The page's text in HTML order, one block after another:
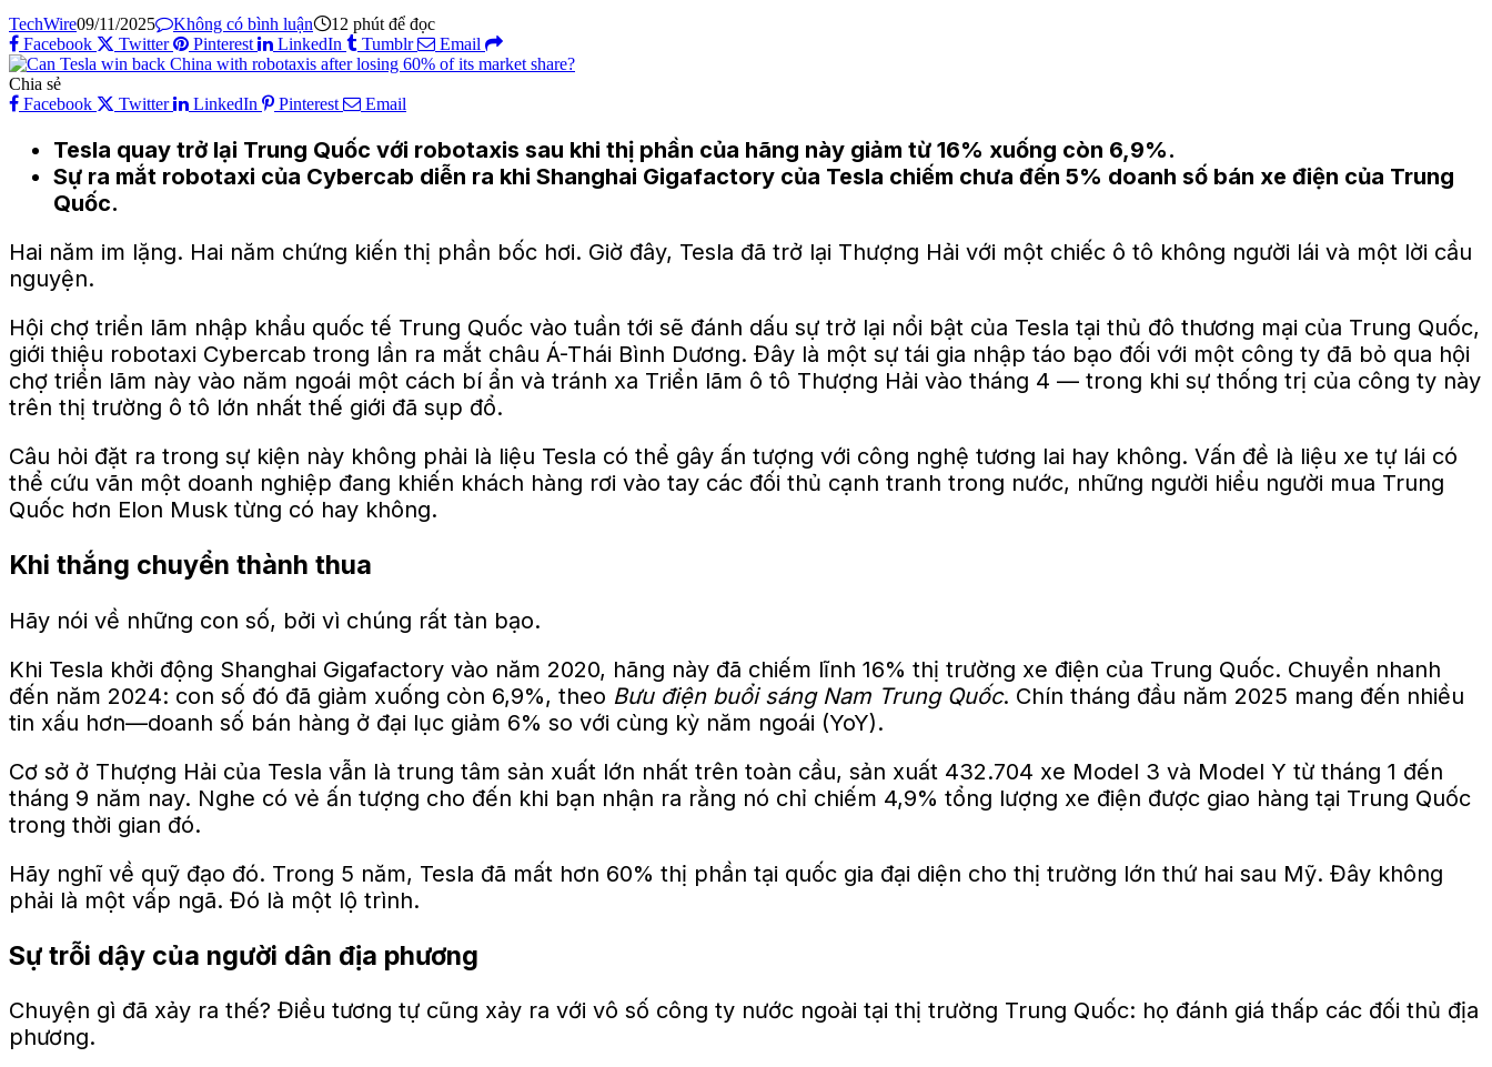
TechWire09/11/2025 Không có bình luận
12 phút để đọc
Facebook
Twitter Pinterest LinkedIn Tumblr Email
Chia sẻ
Facebook
Twitter LinkedIn Pinterest Email
Tesla quay trở lại Trung Quốc với robotaxis sau khi thị phần của hãng này giảm từ 16% xuống còn 6,9%.
Sự ra mắt robotaxi của Cybercab diễn ra khi Shanghai Gigafactory của Tesla chiếm chưa đến 5% doanh số bán xe điện của Trung
Quốc.
Hai năm im lặng. Hai năm chứng kiến ​​thị phần bốc hơi. Giờ đây, Tesla đã trở lại Thượng Hải với một chiếc ô tô không người lái và một lời cầu
nguyện.
Hội chợ triển lãm nhập khẩu quốc tế Trung Quốc vào tuần tới sẽ đánh dấu sự trở lại nổi bật của Tesla tại thủ đô thương mại của Trung Quốc,
giới thiệu robotaxi Cybercab trong lần ra mắt châu Á-Thái Bình Dương. Đây là một sự tái gia nhập táo bạo đối với một công ty đã bỏ qua hội
chợ triển lãm này vào năm ngoái một cách bí ẩn và tránh xa Triển lãm ô tô Thượng Hải vào tháng 4 — trong khi sự thống trị của công ty này
trên thị trường ô tô lớn nhất thế giới đã sụp đổ.
Câu hỏi đặt ra trong sự kiện này không phải là liệu Tesla có thể gây ấn tượng với công nghệ tương lai hay không. Vấn đề là liệu xe tự lái có
thể cứu vãn một doanh nghiệp đang khiến khách hàng rơi vào tay các đối thủ cạnh tranh trong nước, những người hiểu người mua Trung
Quốc hơn Elon Musk từng có hay không.
Khi thắng chuyển thành thua
Hãy nói về những con số, bởi vì chúng rất tàn bạo.
Khi Tesla khởi động Shanghai Gigafactory vào năm 2020, hãng này đã chiếm lĩnh 16% thị trường xe điện của Trung Quốc. Chuyển nhanh
đến năm 2024: con số đó đã giảm xuống còn 6,9%, theo Bưu điện buổi sáng Nam Trung Quốc. Chín tháng đầu năm 2025 mang đến nhiều
tin xấu hơn—doanh số bán hàng ở đại lục giảm 6% so với cùng kỳ năm ngoái (YoY).
Cơ sở ở Thượng Hải của Tesla vẫn là trung tâm sản xuất lớn nhất trên toàn cầu, sản xuất 432.704 xe Model 3 và Model Y từ tháng 1 đến
tháng 9 năm nay. Nghe có vẻ ấn tượng cho đến khi bạn nhận ra rằng nó chỉ chiếm 4,9% tổng lượng xe điện được giao hàng tại Trung Quốc
trong thời gian đó.
Hãy nghĩ về quỹ đạo đó. Trong 5 năm, Tesla đã mất hơn 60% thị phần tại quốc gia đại diện cho thị trường lớn thứ hai sau Mỹ. Đây không
phải là một vấp ngã. Đó là một lộ trình.
Sự trỗi dậy của người dân địa phương
Chuyện gì đã xảy ra thế? Điều tương tự cũng xảy ra với vô số công ty nước ngoài tại thị trường Trung Quốc: họ đánh giá thấp các đối thủ địa
phương.